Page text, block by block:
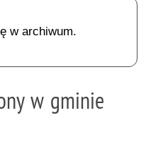
w archiwum.
w gminie